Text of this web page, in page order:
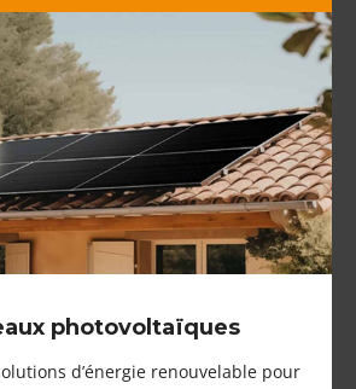
photovoltaïques
d’énergie renouvelable pour